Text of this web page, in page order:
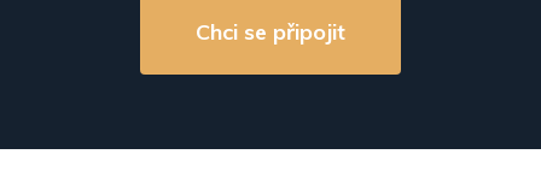
Chci se připojit